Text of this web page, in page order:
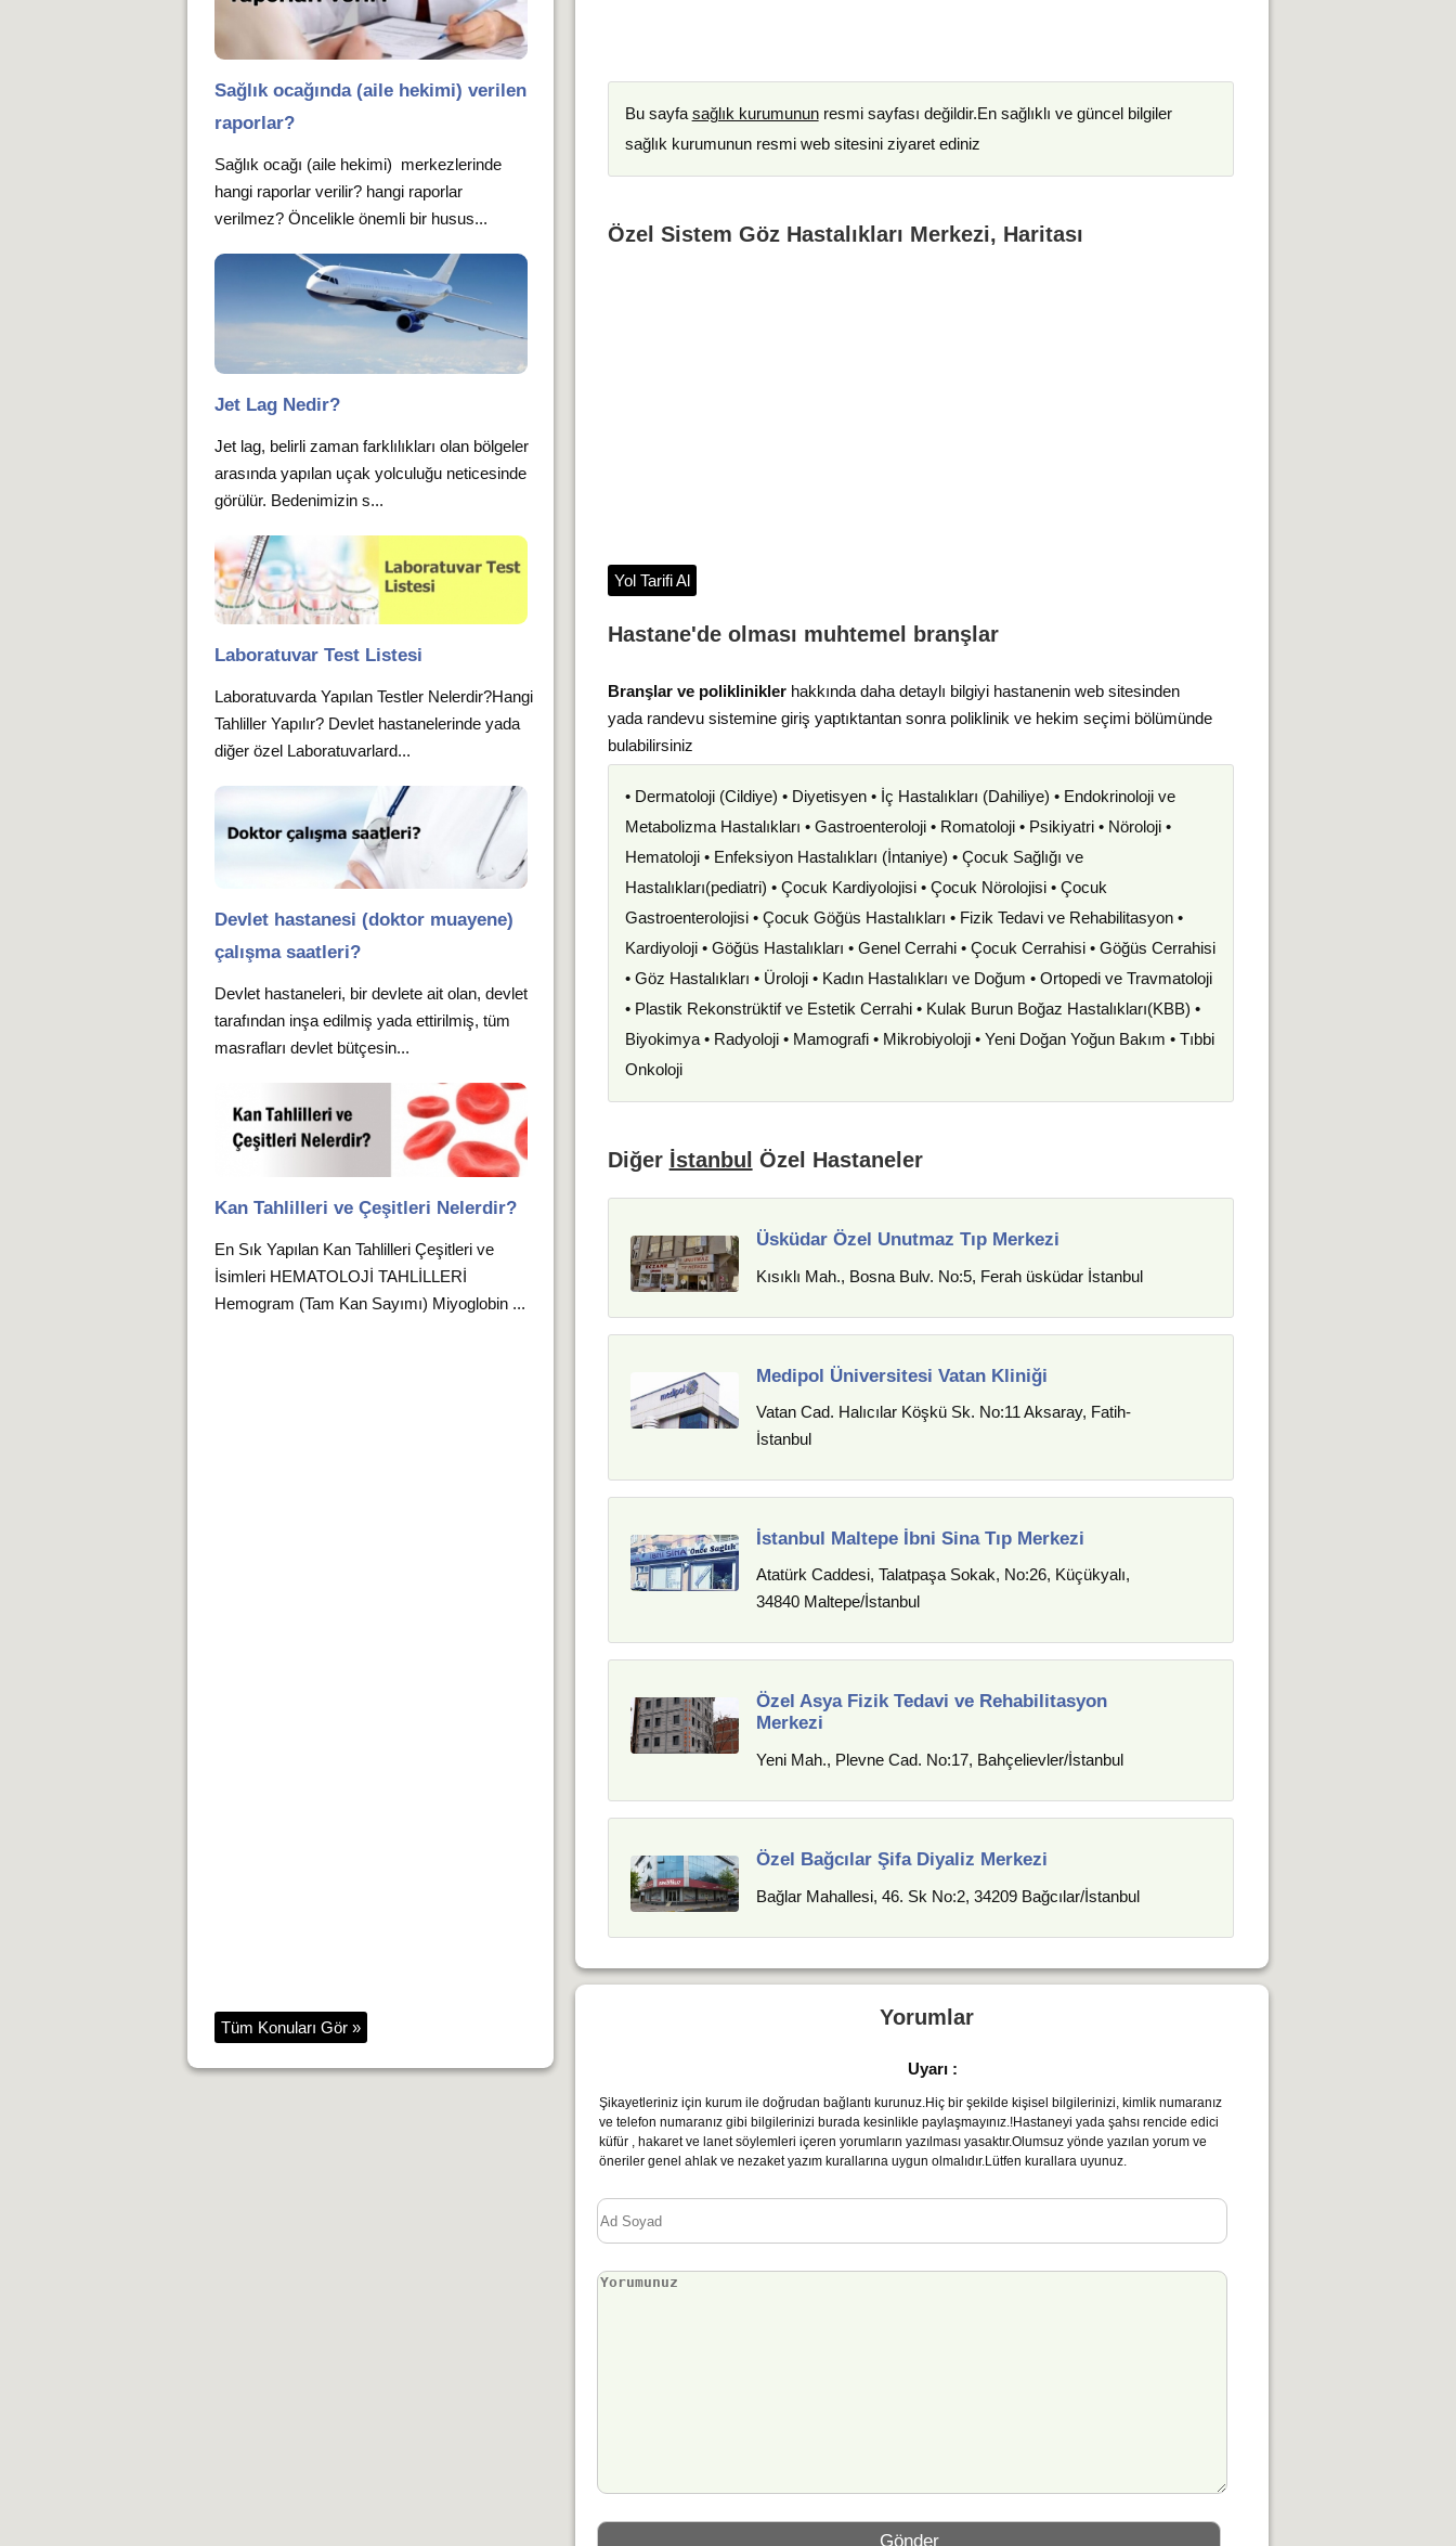
Bu sayfa sağlık kurumununresmi sayfası değildir.En sağlıklı ve güncel bilgiler
sağlık kurumunun resmi web sitesini ziyaret ediniz
Özel Sistem Göz Hastalıkları Merkezi, Haritası
Yol Tarifi Al
Hastane'de olması muhtemel branşlar
Branşlar ve polikliniklerhakkında daha detaylı bilgiyi hastanenin web sitesinden
yada randevu sistemine giriş yaptıktantan sonra poliklinik ve hekim seçimi bölümünde
bulabilirsiniz
• Dermatoloji (Cildiye) • Diyetisyen • İç Hastalıkları (Dahiliye) • Endokrinoloji ve
Metabolizma Hastalıkları • Gastroenteroloji • Romatoloji • Psikiyatri • Nöroloji •
Hematoloji • Enfeksiyon Hastalıkları (İntaniye) • Çocuk Sağlığı ve
Hastalıkları(pediatri) • Çocuk Kardiyolojisi • Çocuk Nörolojisi • Çocuk
Gastroenterolojisi • Çocuk Göğüs Hastalıkları • Fizik Tedavi ve Rehabilitasyon •
Kardiyoloji • Göğüs Hastalıkları • Genel Cerrahi • Çocuk Cerrahisi • Göğüs Cerrahisi
• Göz Hastalıkları • Üroloji • Kadın Hastalıkları ve Doğum • Ortopedi ve Travmatoloji
• Plastik Rekonstrüktif ve Estetik Cerrahi • Kulak Burun Boğaz Hastalıkları(KBB) •
Biyokimya • Radyoloji • Mamografi • Mikrobiyoloji • Yeni Doğan Yoğun Bakım • Tıbbi
Onkoloji
Diğer İstanbul Özel Hastaneler
Üsküdar Özel Unutmaz Tıp Merkezi
Kısıklı Mah., Bosna Bulv. No:5, Ferah üsküdar İstanbul
Medipol Üniversitesi Vatan Kliniği
Vatan Cad. Halıcılar Köşkü Sk. No:11 Aksaray, Fatih-
İstanbul
İstanbul Maltepe İbni Sina Tıp Merkezi
Atatürk Caddesi, Talatpaşa Sokak, No:26, Küçükyalı,
34840 Maltepe/İstanbul
Özel Asya Fizik Tedavi ve Rehabilitasyon
Merkezi
Yeni Mah., Plevne Cad. No:17, Bahçelievler/İstanbul
Özel Bağcılar Şifa Diyaliz Merkezi
Bağlar Mahallesi, 46. Sk No:2, 34209 Bağcılar/İstanbul
Sağlık ocağında (aile hekimi) verilen
raporlar?
Sağlık ocağı (aile hekimi) merkezlerinde
hangi raporlar verilir? hangi raporlar
verilmez? Öncelikle önemli bir husus...
Jet Lag Nedir?
Jet lag, belirli zaman farklılıkları olan bölgeler
arasında yapılan uçak yolculuğu neticesinde
görülür. Bedenimizin s...
Laboratuvar Test Listesi
Laboratuvarda Yapılan Testler Nelerdir?Hangi
Tahliller Yapılır? Devlet hastanelerinde yada
diğer özel Laboratuvarlard...
Devlet hastanesi (doktor muayene)
çalışma saatleri?
Devlet hastaneleri, bir devlete ait olan, devlet
tarafından inşa edilmiş yada ettirilmiş, tüm
masrafları devlet bütçesin...
Kan Tahlilleri ve Çeşitleri Nelerdir?
En Sık Yapılan Kan Tahlilleri Çeşitleri ve
İsimleri HEMATOLOJİ TAHLİLLERİ
Hemogram (Tam Kan Sayımı) Miyoglobin ...
Tüm Konuları Gör » Yorumlar
Uyarı :
Şikayetleriniz için kurum ile doğrudan bağlantı kurunuz.Hiç bir şekilde kişisel bilgilerinizi, kimlik numaranız
ve telefon numaranız gibi bilgilerinizi burada kesinlikle paylaşmayınız.!Hastaneyi yada şahsı rencide edici
küfür , hakaret ve lanet söylemleri içeren yorumların yazılması yasaktır.Olumsuz yönde yazılan yorum ve
öneriler genel ahlak ve nezaket yazım kurallarına uygun olmalıdır.Lütfen kurallara uyunuz.